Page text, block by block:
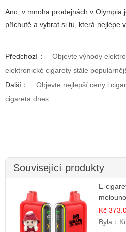
Ano, v mnoha prodejnách v Olympia
příchutě a vybrat si tu, která nejlépe
Předchozí：
Objevte výhody
elektronické cigarety stále
Další：
Objevte nejlepší ceny i
cigareta dnes
Související produkty
E-
příchuť
Kč
Byla：